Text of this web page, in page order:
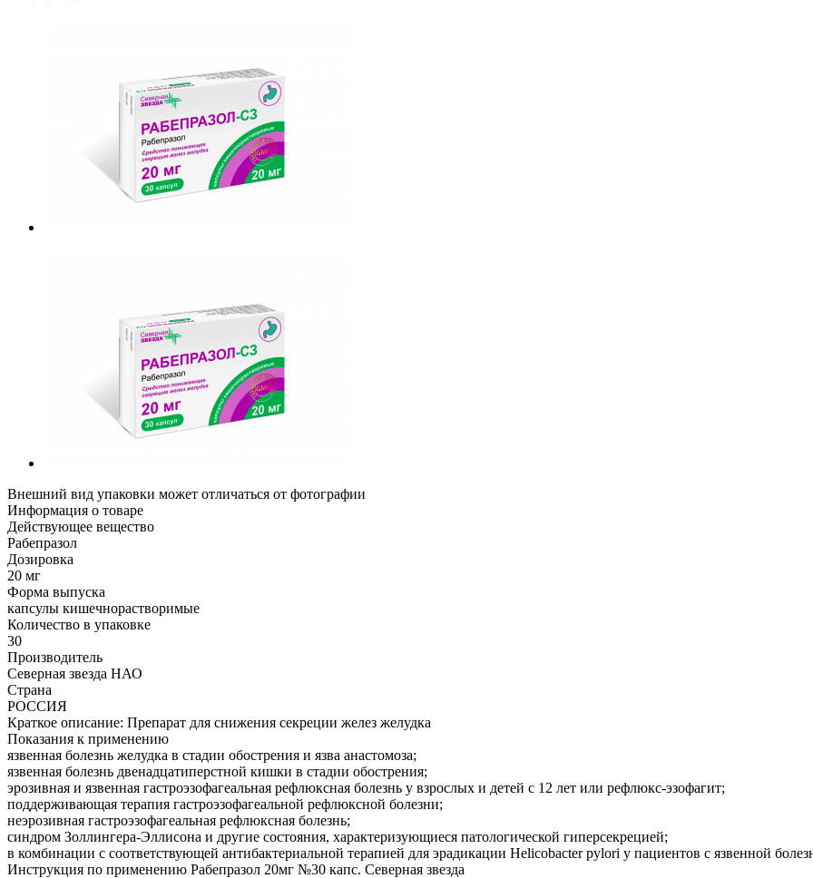
Внешний вид упаковки может отличаться от фотографии
Информация о товаре
Действующее вещество
Рабепразол
Дозировка
20 мг
Форма выпуска
капсулы кишечнорастворимые
Количество в упаковке
30
Производитель
Северная звезда НАО
Страна
РОССИЯ
Краткое описание: Препарат для снижения секреции желез желудка
Показания к применению
язвенная болезнь желудка в стадии обострения и язва анастомоза;
язвенная болезнь двенадцатиперстной кишки в стадии обострения;
эрозивная и язвенная гастроэзофагеальная рефлюксная болезнь у взрослых и детей с 12 лет или рефлюкс-эзофагит;
поддерживающая терапия гастроэзофагеальной рефлюксной болезни;
неэрозивная гастроэзофагеальная рефлюксная болезнь;
синдром Золлингера-Эллисона и другие состояния, характеризующиеся патологической гиперсекрецией;
в комбинации с соответствующей антибактериальной терапией для эрадикации Helicobacter pylori у пациентов с язвенной
Инструкция по применению Рабепразол 20мг №30 капс. Северная звезда